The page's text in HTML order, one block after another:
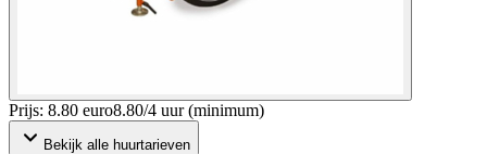
Prijs: 8.80 euro8.80/4 uur (minimum)
Bekijk alle huurtarieven